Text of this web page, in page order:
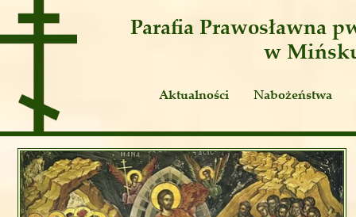
Parafia Prawosławna
w
Aktualności
Publicystyka
Nabożeństwa